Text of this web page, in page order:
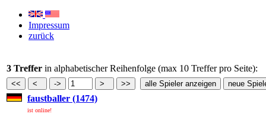
Impressum
zurück
3 Treffer in alphabetischer Reihenfolge (max 10 Treffer pro Seite):
faustballer (1474)
ist online!